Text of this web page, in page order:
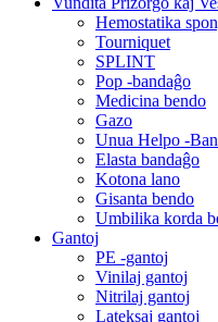
Hemostatika
Tourniquet
SPLINT
Pop -bandaĝo
Medicina bendo
Gazo
Unua Helpo -
Elasta bandaĝo
Kotona lano
Gisanta bendo
Umbilika korda
Gantoj
PE -gantoj
Vinilaj gantoj
Nitrilaj gantoj
Lateksaj gantoj